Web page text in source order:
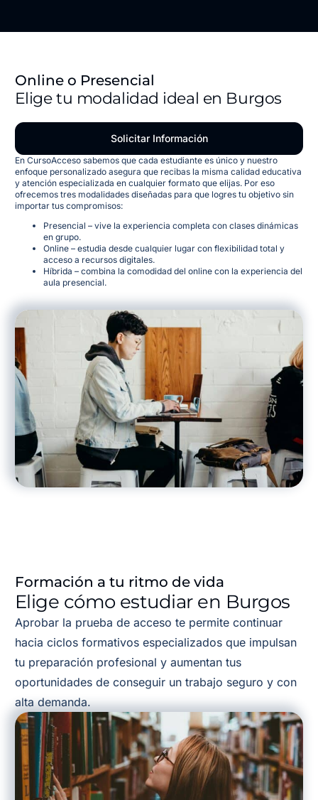
Online o Presencial
Elige tu modalidad ideal en Burgos
Solicitar Información
En CursoAcceso sabemos que cada estudiante es único y nuestro
enfoque personalizado asegura que recibas la misma calidad educativa
y atención especializada en cualquier formato que elijas. Por eso
ofrecemos tres modalidades diseñadas para que logres tu objetivo sin
importar tus compromisos:
Presencial – vive la experiencia completa con clases dinámicas
en grupo.
Online – estudia desde cualquier lugar con flexibilidad total y
acceso a recursos digitales.
Híbrida – combina la comodidad del online con la experiencia del
aula presencial.
Formación a tu ritmo de vida
Elige cómo estudiar en Burgos
Aprobar la prueba de acceso te permite continuar
hacia ciclos formativos especializados que impulsan
tu preparación profesional y aumentan tus
oportunidades de conseguir un trabajo seguro y con
alta demanda.